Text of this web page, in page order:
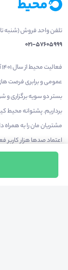
تلفن واحد فروش (شنبه تا چهارشنبه
021-57605999
عمومی و برابری فرصت
بستر دو سویه برگزاری و
برداریم. پشتوانه
مشتریان مان را به
اعتماد صدها هزار کاربر